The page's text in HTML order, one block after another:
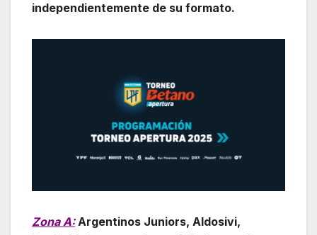
independientemente de su formato.
Zona A:Argentinos Juniors, Aldosivi,